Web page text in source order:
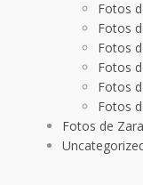
Fotos
Fotos
Fotos
Fotos
Fotos
Fotos
Fotos de